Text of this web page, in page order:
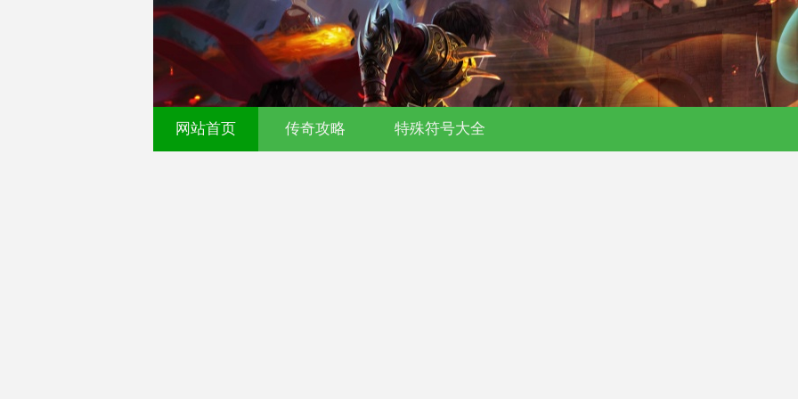
传奇发布网-今日新开传奇私服-176复古-180合击-单职业传奇找
网站首页 传奇攻略 特殊符号大全